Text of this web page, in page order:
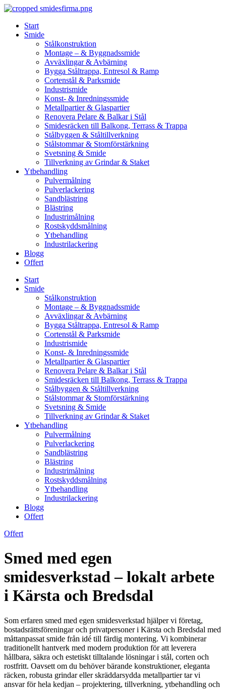
Skip
contentStart
Smide
Stålkonstruktion
Montage – & Byggnadssmide
Avväxlingar & Avbärning
Bygga Ståltrappa, Entresol & Ramp
Cortenstål & Parksmide
Industrismide
Konst- & Inredningssmide
Metallpartier & Glaspartier
Renovera Pelare & Balkar i Stål
Smidesräcken till Balkong, Terrass & Trappa
Stålbyggen & Ståltillverkning
Stålstommar & Stomförstärkning
Svetsning & Smide
Tillverkning av Grindar & Staket
Ytbehandling
Pulvermålning
Pulverlackering
Sandblästring
Blästring
Industrimålning
Rostskyddsmålning
Ytbehandling
Industrilackering
Blogg
Offert
Start
Smide
Stålkonstruktion
Montage – & Byggnadssmide
Avväxlingar & Avbärning
Bygga Ståltrappa, Entresol & Ramp
Cortenstål & Parksmide
Industrismide
Konst- & Inredningssmide
Metallpartier & Glaspartier
Renovera Pelare & Balkar i Stål
Smidesräcken till Balkong, Terrass & Trappa
Stålbyggen & Ståltillverkning
Stålstommar & Stomförstärkning
Svetsning & Smide
Tillverkning av Grindar & Staket
Ytbehandling
Pulvermålning
Pulverlackering
Sandblästring
Blästring
Industrimålning
Rostskyddsmålning
Ytbehandling
Industrilackering
Blogg
Offert
Offert
Smed med egen
smidesverkstad – lokalt arbete
i Kärsta och Bredsdal
Som erfaren smed med egen smidesverkstad hjälper vi företag,
bostadsrättsföreningar och privatpersoner i Kärsta och Bredsdal med
måttanpassat smide från idé till färdig montering. Vi kombinerar
traditionellt hantverk med modern produktion för att leverera
hållbara, säkra och estetiskt tilltalande lösningar i stål, corten och
rostfritt. Oavsett om du behöver bärande konstruktioner, eleganta
räcken, robusta grindar eller skräddarsydda metallpartier tar vi
ansvar för hela kedjan – projektering, tillverkning, ytbehandling och